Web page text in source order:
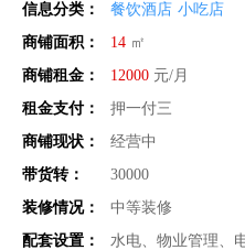
信息分类：
餐饮酒店 小吃店
商铺面积：
14 ㎡
商铺租金：
12000 元/月
租金支付：
押一付三
商铺现状：
经营中
带货转：
30000
装修情况：
中等装修
配套设置：
水电、物业管理、